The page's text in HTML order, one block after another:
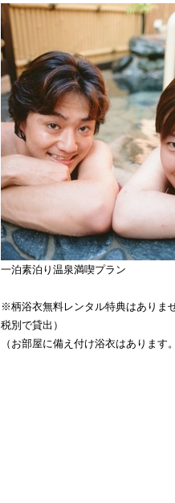
一泊素泊り温泉満喫プラン
※柄浴衣無料レンタル特典はありま
税別で貸出）
（お部屋に備え付け浴衣はあります。